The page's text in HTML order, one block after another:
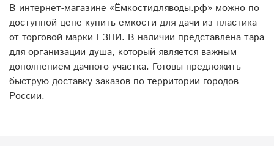
В интернет-магазине «Ёмкостидляводы.рф» можно по
доступной цене купить емкости для дачи из пластика
от торговой марки ЕЗПИ. В наличии представлена тара
для организации душа, который является важным
дополнением дачного участка. Готовы предложить
быструю доставку заказов по территории городов
России.